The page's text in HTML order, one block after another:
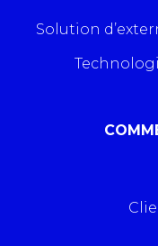
Solution